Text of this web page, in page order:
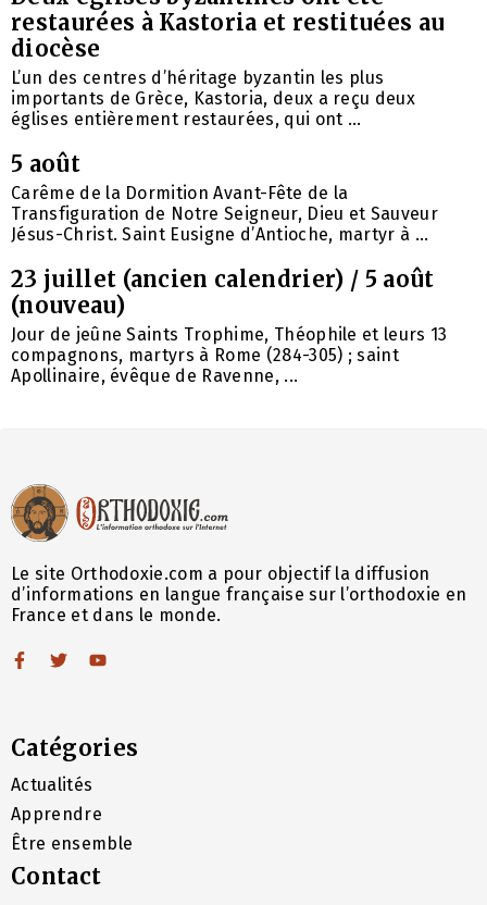
restaurées à Kastoria et restituées au
diocèse
L’un des centres d’héritage byzantin les plus
importants de Grèce, Kastoria, deux a reçu deux
églises entièrement restaurées, qui ont ...
5 août
Carême de la Dormition Avant-Fête de la
Transfiguration de Notre Seigneur, Dieu et Sauveur
Jésus-Christ. Saint Eusigne d’Antioche, martyr à ...
23 juillet (ancien calendrier) / 5 août
(nouveau)
Jour de jeûne Saints Trophime, Théophile et leurs 13
compagnons, martyrs à Rome (284-305) ; saint
Apollinaire, évêque de Ravenne, ...
Le site Orthodoxie.com a pour objectif la diffusion
d’informations en langue française sur l’orthodoxie en
France et dans le monde.
Catégories
Actualités
Apprendre
Être ensemble
Contact